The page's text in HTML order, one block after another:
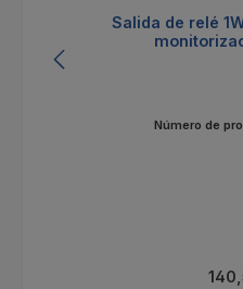
Salida de relé
Número de